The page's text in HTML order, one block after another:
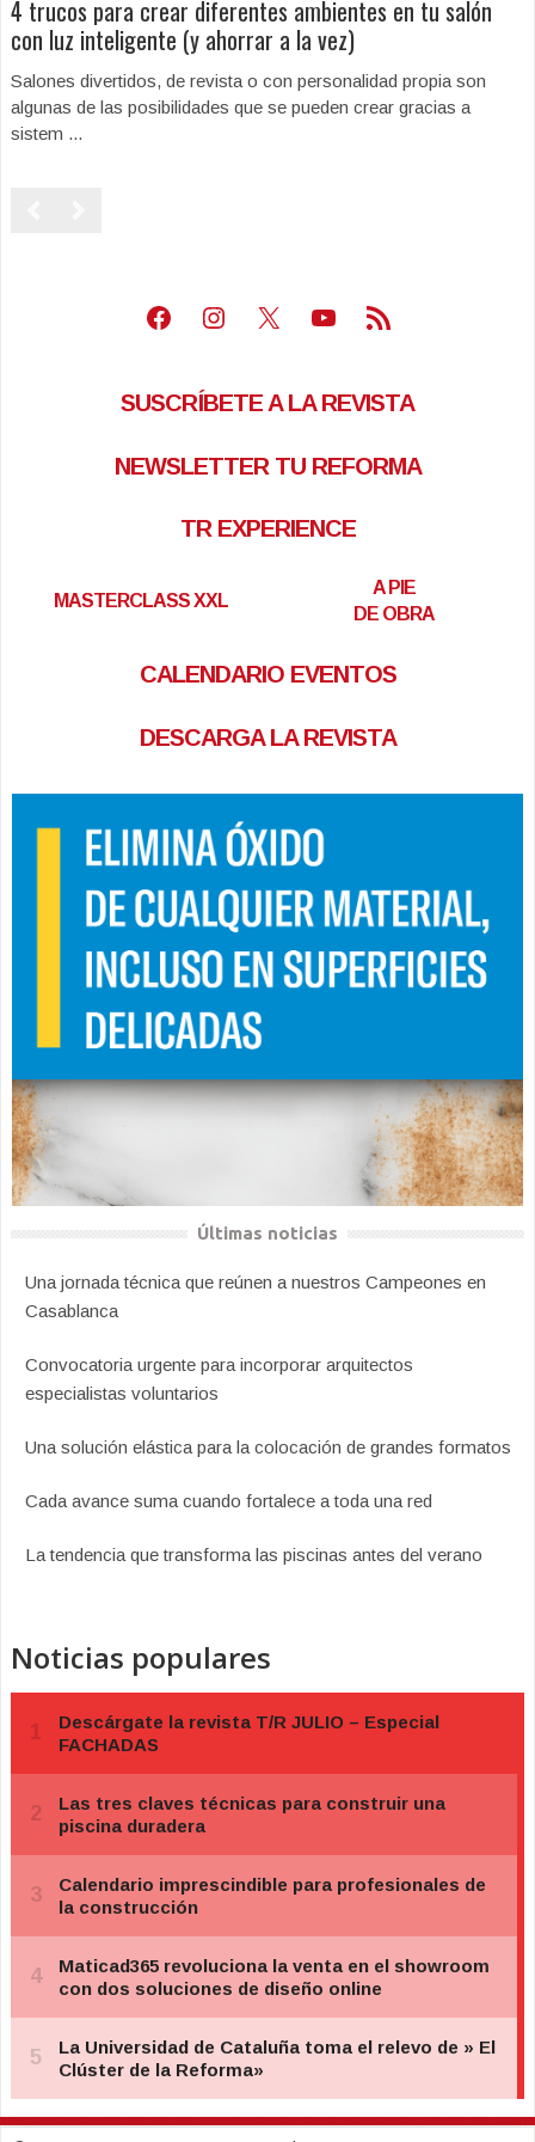
4 trucos para crear diferentes ambientes en tu salón
con luz inteligente (y ahorrar a la vez)
Salones divertidos, de revista o con personalidad propia son
algunas de las posibilidades que se pueden crear gracias a
sistem ...
Facebook
Instagram
X Youtube
Feed RSS
SUSCRÍBETE A LA REVISTA
NEWSLETTER TU REFORMA
TR EXPERIENCE
MASTERCLASS XXL
A PIE
DE OBRA
CALENDARIO EVENTOS
DESCARGA LA REVISTA
Últimas noticias
Una jornada técnica que reúnen a nuestros Campeones en
Casablanca
Convocatoria urgente para incorporar arquitectos
especialistas voluntarios
Una solución elástica para la colocación de grandes formatos
Cada avance suma cuando fortalece a toda una red
La tendencia que transforma las piscinas antes del verano
Noticias populares